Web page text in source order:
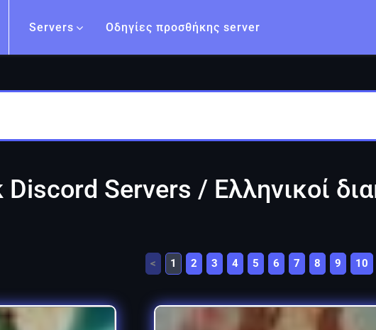
Servers Οδηγίες προσθήκης server
Discord Servers / Ελληνικοί
< 1 2 3 4 5 6 7 8 9 10